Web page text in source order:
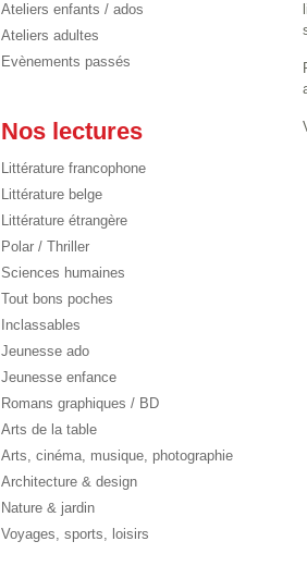
Ateliers enfants / ados
Ateliers adultes
Evènements passés
Nos lectures
Littérature francophone
Littérature belge
Littérature étrangère
Polar / Thriller
Sciences humaines
Tout bons poches
Inclassables
Jeunesse ado
Jeunesse enfance
Romans graphiques / BD
Arts de la table
Arts, cinéma, musique, photographie
Architecture & design
Nature & jardin
Voyages, sports, loisirs